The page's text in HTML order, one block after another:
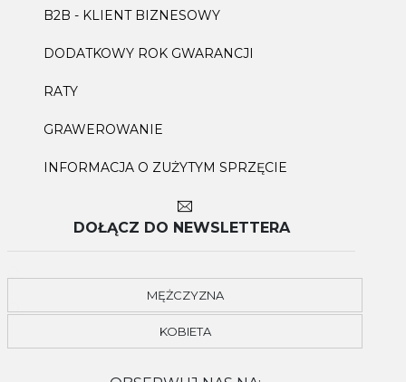
B2B - KLIENT BIZNESOWY
DODATKOWY ROK GWARANCJI
RATY
GRAWEROWANIE
INFORMACJA O ZUŻYTYM SPRZĘCIE
DOŁĄCZ DO NEWSLETTERA
MĘŻCZYZNA
KOBIETA